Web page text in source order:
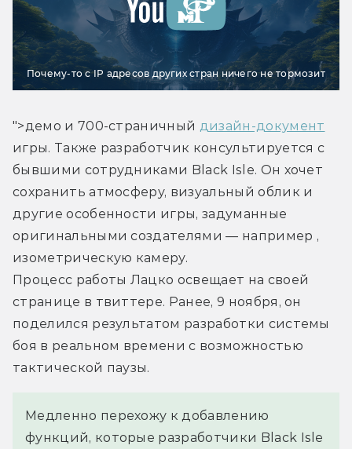
Почему-то с IP адресов других стран ничего не тормозит
">демо и 700-страничный дизайн-документ
игры. Также разработчик консультируется с
бывшими сотрудниками Black Isle. Он хочет
сохранить атмосферу, визуальный облик и
другие особенности игры, задуманные
оригинальными создателями — например ,
изометрическую камеру.
Процесс работы Лацко освещает на своей
странице в твиттере. Ранее, 9 ноября, он
поделился результатом разработки системы
боя в реальном времени с возможностью
тактической паузы.
Медленно перехожу к добавлению
функций, которые разработчики Black Isle